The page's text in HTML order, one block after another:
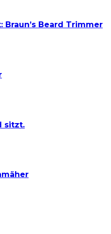
Beard Trimmer
sitzt.